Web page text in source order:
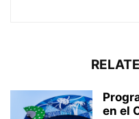
en el